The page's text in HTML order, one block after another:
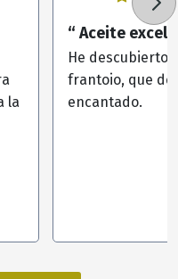
la
“ Aceite
He descubierto
frantoio, que
encantado.